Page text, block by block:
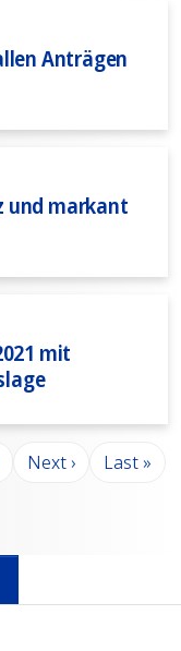
Anträgen
und markant
mit
Nächste Seite
Next › Letzte
Last »